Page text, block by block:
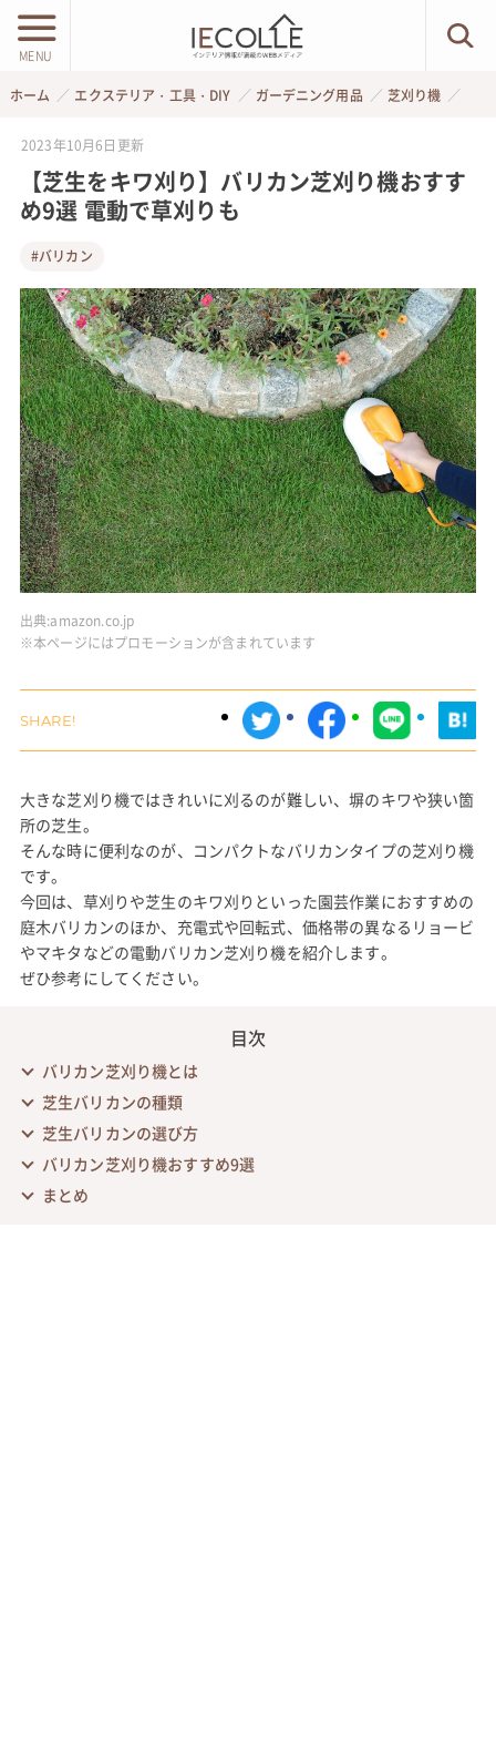
MENU
ホーム エクステリア・工具・DIY ガーデニング用品 芝刈り機
2023年10月6日 更新
【芝生をキワ刈り】バリカン芝刈り機おすす
め9選 電動で草刈りも
#バリカン
出典:amazon.co.jp
※本ページにはプロモーションが含まれています
大きな芝刈り機ではきれいに刈るのが難しい、塀のキワや狭い箇
所の芝生。
そんな時に便利なのが、コンパクトなバリカンタイプの芝刈り機
です。
今回は、草刈りや芝生のキワ刈りといった園芸作業におすすめの
庭木バリカンのほか、充電式や回転式、価格帯の異なるリョービ
やマキタなどの電動バリカン芝刈り機を紹介します。
ぜひ参考にしてください。
目次
バリカン芝刈り機とは
芝生バリカンの種類
芝生バリカンの選び方
バリカン芝刈り機おすすめ9選
まとめ